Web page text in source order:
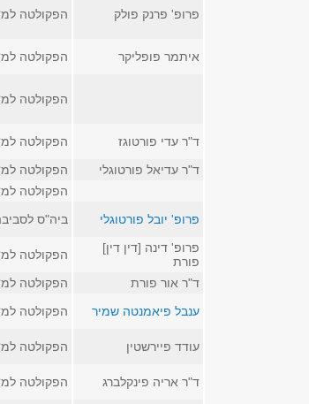
פרופ' פרנק פולק הפקולטה
איתמר פופליקר הפקולטה
הפקולטה
ד"ר עדי פורטוגז
הפקולטה
ד"ר עדיאל פורטוגלי
הפקולטה
הפקולטה
פרופ' יובל פורטוגלי
ביה"ס
פרופ' דינה [דין דין]
פורת
הפקולטה
ד"ר אור פורת
הפקולטה
ענבל פיאמנטה שמיר
הפקולטה
עודד פיירשטין הפקולטה
ד"ר אריה פינקלברג
הפקולטה